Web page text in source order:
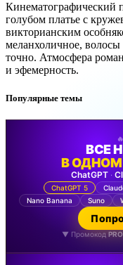
Кинематографический
голубом платье с
викторианским
меланхоличное,
точно. Атмосфера
и эфемерность.
Популярные темы
ВСЕ
В ОДНОМ
ChatGPT ·
ChatGPT 5
Nano Banana
Suno
▼ Промокод